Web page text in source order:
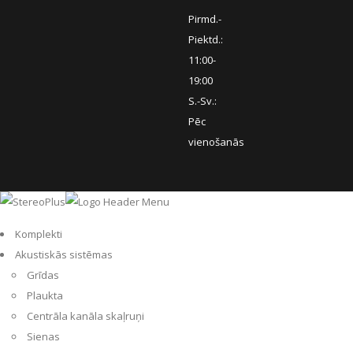
Pirmd.-
Piektd.:
11:00-
19:00
S.-Sv.:
Pēc
vienošanās
Komplekti
Akustiskās sistēmas
Grīdas
Plaukta
Centrāla kanāla skaļruņi
Sienas